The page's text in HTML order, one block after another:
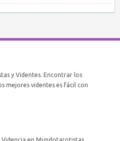
y Videntes. Encontrar los
mejores videntes es fácil con